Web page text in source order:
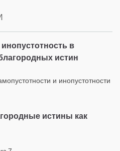
в
истин
и инопустотности
истины как